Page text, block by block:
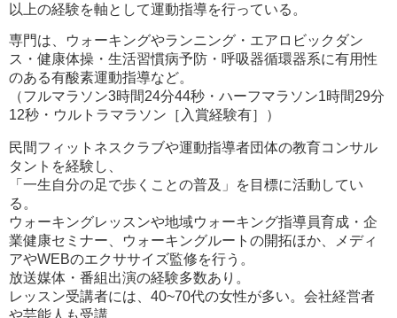
以上の経験を軸として運動指導を行っている。
専門は、ウォーキングやランニング・エアロビックダン
ス・健康体操・生活習慣病予防・呼吸器循環器系に有用性
のある有酸素運動指導など。
（フルマラソン3時間24分44秒・ハーフマラソン1時間29分
12秒・ウルトラマラソン［入賞経験有］
）
民間フィットネスクラブや運動指導者団体の教育コンサル
タントを経験し、
「一生自分の足で歩くことの普及」を目標に活動してい
る。
ウォーキングレッスンや地域ウォーキング指導員育成・企
業健康セミナー、ウォーキングルートの開拓ほか、メディ
アやWEBのエクササイズ監修を行う。
放送媒体・番組出演の経験多数あり。
レッスン受講者には、40~70代の女性が多い。 会社経営者